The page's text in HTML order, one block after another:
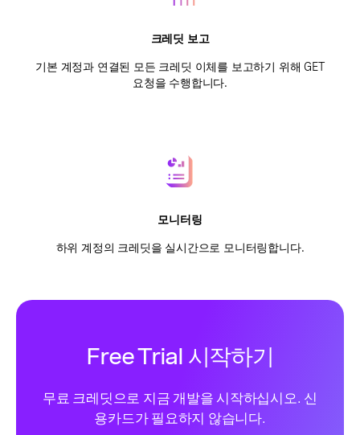
크레딧 보고
기본 계정과 연결된 모든 크레딧 이체를 보고하기 위해 GET
요청을 수행합니다.
모니터링
하위 계정의 크레딧을 실시간으로 모니터링합니다.
Free Trial 시작하기
무료 크레딧으로 지금 개발을 시작하십시오. 신
용카드가 필요하지 않습니다.